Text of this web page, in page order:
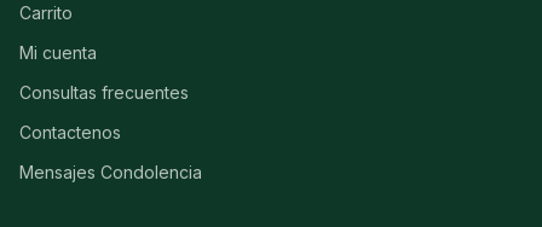
Carrito
Mi cuenta
Consultas frecuentes
Contactenos
Mensajes Condolencia